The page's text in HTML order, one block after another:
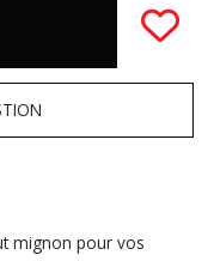
mignon pour vos